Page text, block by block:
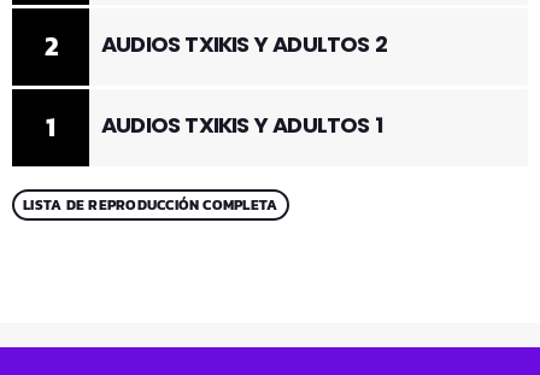
1 AUDIOS TXIKIS Y ADULTOS 1
2 AUDIOS TXIKIS Y ADULTOS 2
LISTA DE REPRODUCCIÓN COMPLETA